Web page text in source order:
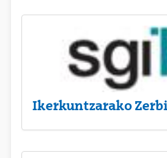
Ikerkuntzarako